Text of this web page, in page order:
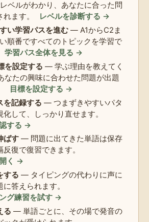
レベルがわかり、あなたに合った問
れます。
レベルを診断する →
い学習パスを進む — A1からC2ま
順番ですべてのトピックを学習で
学習パス全体を見る →
を設定する — 学ぶ理由を教えてく
なたの興味に合わせた問題が出題
目標を設定する →
を記録する — つまずきやすいパタ
化して、しっかり直せます。
する →
ばす — 問題に出てきた単語は保存
反復で復習できます。
く →
する — タイピングの代わりに声に
答えられます。
グ練習を試す →
る — 単語ごとに、その場で発音の